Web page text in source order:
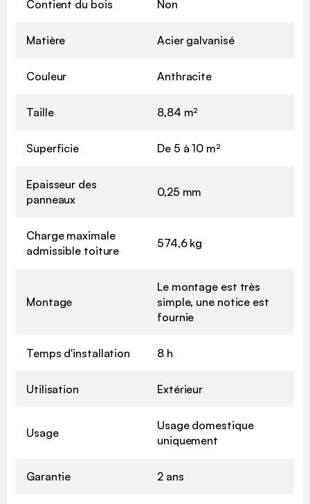
Contient du bois Non
Matière Acier galvanisé
Couleur Anthracite
Taille 8,84 m²
Superficie De 5 à 10 m²
Epaisseur des
panneaux
0,25 mm
Charge maximale
admissible toiture
574,6 kg
Montage
Le montage est très
simple, une notice est
fournie
Temps d'installation 8 h
Utilisation Extérieur
Usage
Usage domestique
uniquement
Garantie 2 ans